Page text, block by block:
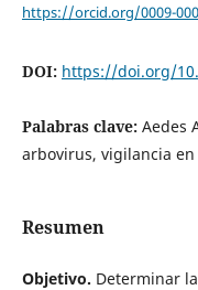
https://orcid.org/0009-
DOI: https://doi.org/
Palabras clave: Aedes
arbovirus, vigilancia
Resumen
Objetivo. Determinar